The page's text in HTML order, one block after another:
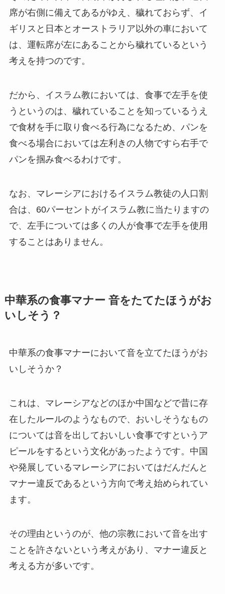
席が右側に備えてあるがゆえ、穢れておらず、イ
ギリスと日本とオーストラリア以外の車において
は、運転席が左にあることから穢れているという
考えを持つのです。
だから、イスラム教においては、食事で左手を使
うというのは、穢れていることを知っているうえ
で食材を手に取り食べる行為になるため、パンを
食べる場合においては左利きの人物ですら右手で
パンを掴み食べるわけです。
なお、マレーシアにおけるイスラム教徒の人口割
合は、60パーセントがイスラム教に当たりますの
で、左手については多くの人が食事で左手を使用
することはありません。
中華系の食事マナー 音をたてたほうがお
いしそう？
中華系の食事マナーにおいて音を立てたほうがお
いしそうか？
これは、マレーシアなどのほか中国などで昔に存
在したルールのようなもので、おいしそうなもの
については音を出しておいしい食事ですというア
ピールをするという文化があったようです。中国
や発展しているマレーシアにおいてはだんだんと
マナー違反であるという方向で考え始められてい
ます。
その理由というのが、他の宗教において音を出す
ことを許さないという考えがあり、マナー違反と
考える方が多いです。